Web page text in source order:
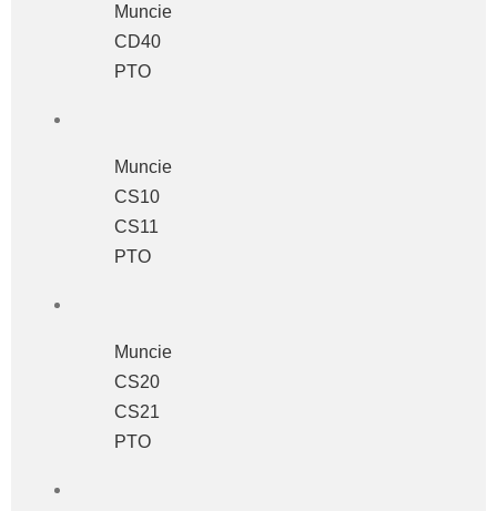
Muncie
CD40
PTO
Muncie
CS10
CS11
PTO
Muncie
CS20
CS21
PTO